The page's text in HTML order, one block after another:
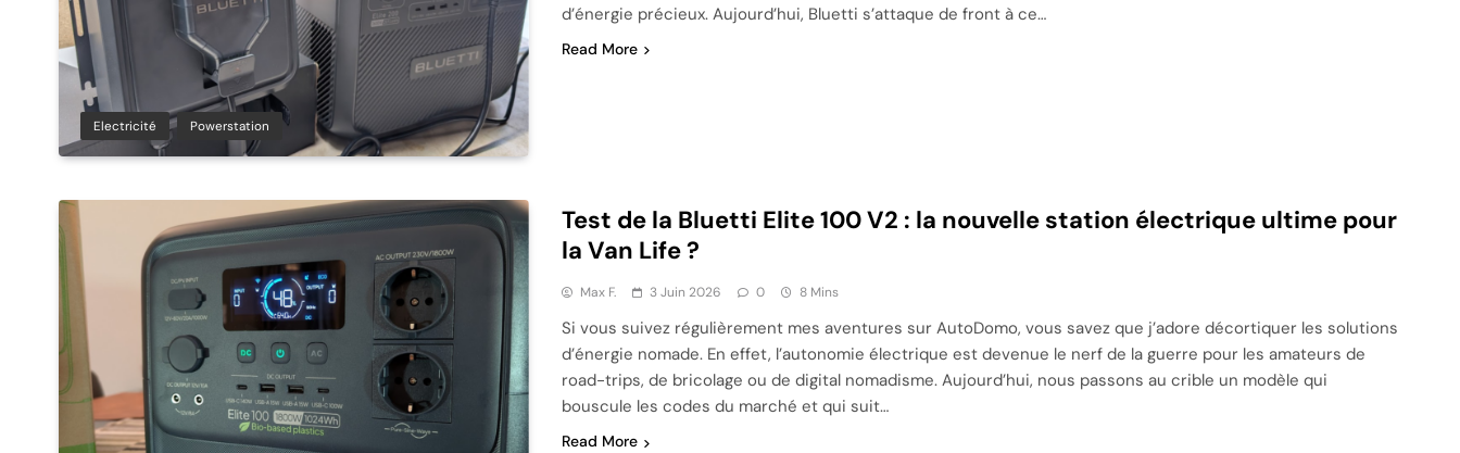
Electricité Powerstation
d’énergie précieux. Aujourd’hui, Bluetti s’attaque de front à ce…
Read More
Test de la Bluetti Elite 100 V2 : la nouvelle station électrique ultime pour
la Van Life ?
Max F. 3 Juin 2026 0 8 Mins
Si vous suivez régulièrement mes aventures sur AutoDomo, vous savez que j’adore décortiquer les solutions
d’énergie nomade. En effet, l’autonomie électrique est devenue le nerf de la guerre pour les amateurs de
road-trips, de bricolage ou de digital nomadisme. Aujourd’hui, nous passons au crible un modèle qui
bouscule les codes du marché et qui suit…
Read More